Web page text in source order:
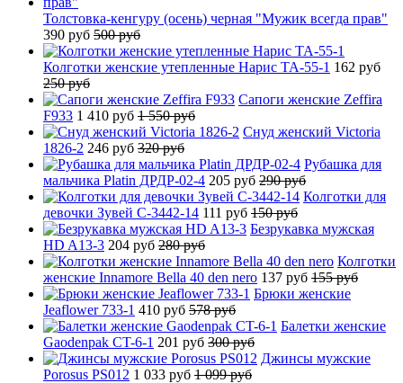
Толстовка-кенгуру (осень) черная "Мужик всегда прав"
390 руб 500 руб
Колготки женские утепленные Нарис TA-55-1 162 руб
250 руб
Сапоги женские Zeffira
F933 1 410 руб 1 550 руб
Снуд женский Victoria
1826-2 246 руб 320 руб
Рубашка для
мальчика Platin ДРДР-02-4 205 руб 290 руб
Колготки для
девочки Зувей C-3442-14 111 руб 150 руб
Безрукавка мужская
HD A13-3 204 руб 280 руб
Колготки
женские Innamore Bella 40 den nero 137 руб 155 руб
Брюки женские
Jeaflower 733-1 410 руб 578 руб
Балетки женские
Gaodenpak CT-6-1 201 руб 300 руб
Джинсы мужские
Porosus PS012 1 033 руб 1 099 руб